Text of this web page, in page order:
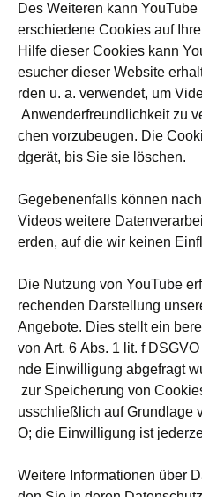
Des Weiteren kann
erschiedene Cookies auf
Hilfe dieser Cookies kann
esucher dieser Website
rden u. a. verwendet, um
Anwenderfreundlichkeit zu
chen vorzubeugen. Die
dgerät, bis Sie sie löschen.
Gegebenenfalls können
Videos weitere
erden, auf die wir keinen
Die Nutzung von YouTube
rechenden Darstellung
Angebote. Dies stellt ein
von Art. 6 Abs. 1 lit. f
nde Einwilligung abgefragt
zur Speicherung von
usschließlich auf Grundlage
O; die Einwilligung ist
Weitere Informationen über